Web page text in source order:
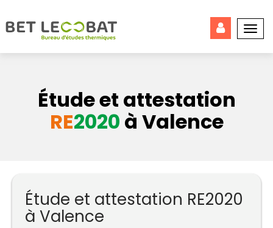
Étude et attestation
RE2020 à Valence
Étude et attestation RE2020
à Valence